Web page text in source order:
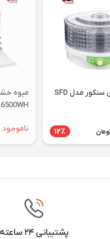
میوه خشک کن سنکور مدل SFD
12٪
6500WH
ناموجود
پشتیبانی ۲۴ ساعته